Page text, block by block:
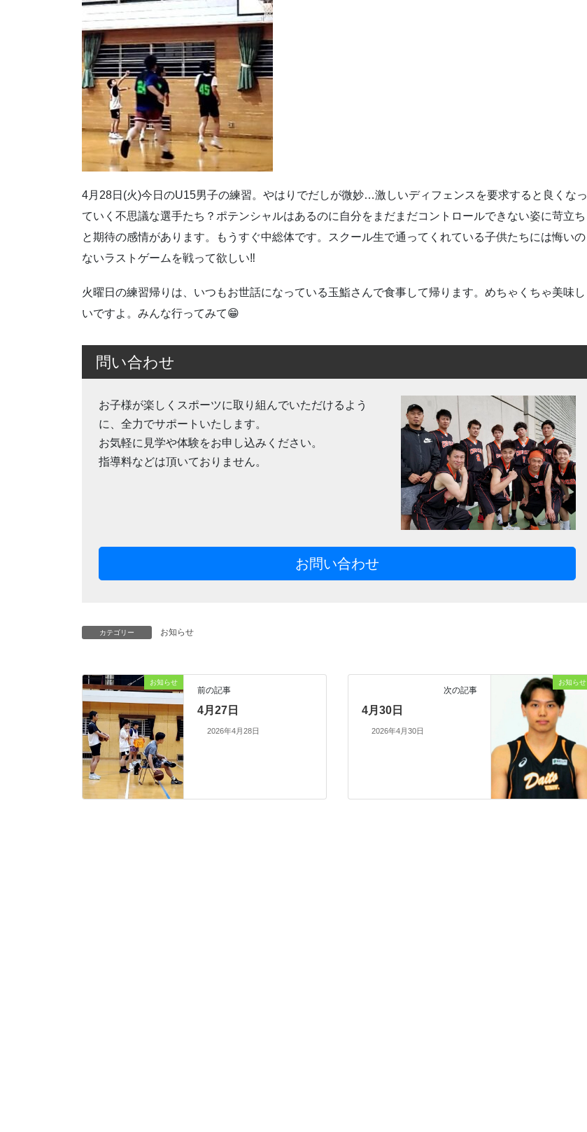
4月28日(火)今日のU15男子の練習。やはりでだしが微妙…激しいディフェンスを要求すると良くなっ
ていく不思議な選手たち？ポテンシャルはあるのに自分をまだまだコントロールできない姿に苛立ち
と期待の感情があります。もうすぐ中総体です。スクール生で通ってくれている子供たちには悔いの
ないラストゲームを戦って欲しい‼️
火曜日の練習帰りは、いつもお世話になっている玉鮨さんで食事して帰ります。めちゃくちゃ美味し
いですよ。みんな行ってみて😁
問い合わせ
お子様が楽しくスポーツに取り組んでいただけるよう
に、全力でサポートいたします。
お気軽に見学や体験をお申し込みください。
指導料などは頂いておりません。
お問い合わせ
カテゴリー お知らせ
お知らせ
前の記事
4月27日
2026年4月28日
お知らせ
次の記事
4月30日
2026年4月30日